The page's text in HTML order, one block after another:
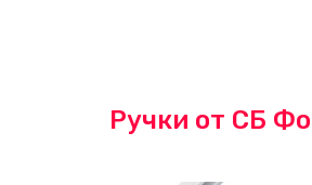
Ручки от СБ